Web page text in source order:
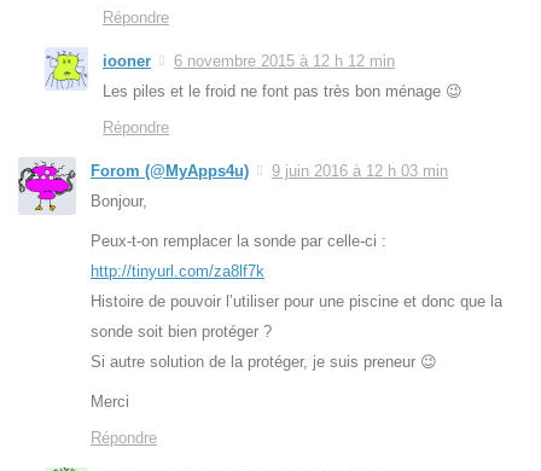
Répondre
iooner
6 novembre 2015 à 12 h 12 min
Les piles et le froid ne font pas très bon ménage 😉
Répondre
Forom (@MyApps4u)
9 juin 2016 à 12 h 03 min
Bonjour,
Peux-t-on remplacer la sonde par celle-ci :
http://tinyurl.com/za8lf7k
Histoire de pouvoir l’utiliser pour une piscine et donc que la
sonde soit bien protéger ?
Si autre solution de la protéger, je suis preneur 😉
Merci
Répondre